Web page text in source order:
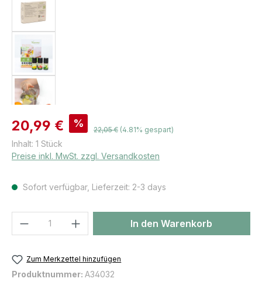
Verkaufspreis:
20,99 € % Regulärer Preis:
22,05 € (4.81% gespart)
Inhalt: 1 Stück
Preise inkl. MwSt. zzgl. Versandkosten
Sofort verfügbar, Lieferzeit: 2-3 days
Produkt Anzahl: Gib denIn den Warenkorb
Zum Merkzettel hinzufügen
Produktnummer: A34032